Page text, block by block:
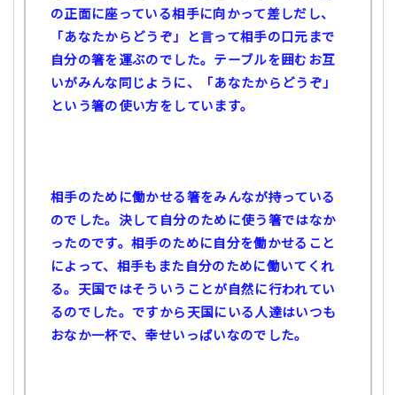
の正面に座っている相手に向かって差しだし、
「あなたからどうぞ」と言って相手の口元まで
自分の箸を運ぶのでした。テーブルを囲むお互
いがみんな同じように、「あなたからどうぞ」
という箸の使い方をしています。
相手のために働かせる箸をみんなが持っている
のでした。決して自分のために使う箸ではなか
ったのです。相手のために自分を働かせること
によって、相手もまた自分のために働いてくれ
る。天国ではそういうことが自然に行われてい
るのでした。ですから天国にいる人達はいつも
おなか一杯で、幸せいっぱいなのでした。